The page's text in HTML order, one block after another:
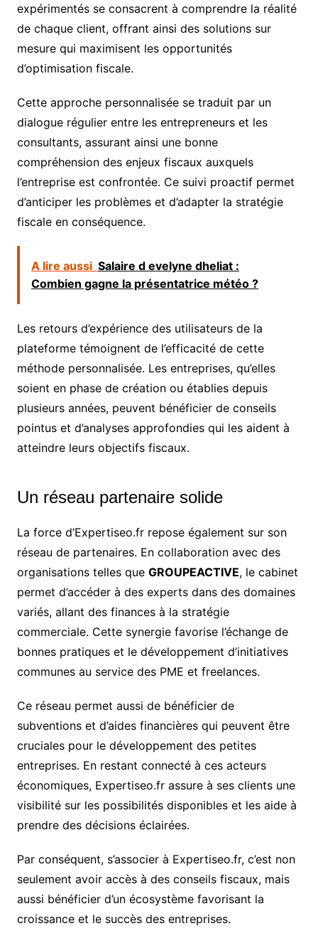
expérimentés se consacrent à comprendre la réalité
de chaque client, offrant ainsi des solutions sur
mesure qui maximisent les opportunités
d’optimisation fiscale.
Cette approche personnalisée se traduit par un
dialogue régulier entre les entrepreneurs et les
consultants, assurant ainsi une bonne
compréhension des enjeux fiscaux auxquels
l’entreprise est confrontée. Ce suivi proactif permet
d’anticiper les problèmes et d’adapter la stratégie
fiscale en conséquence.
A lire aussi Salaire d evelyne dheliat :
Combien gagne la présentatrice météo ?
Les retours d’expérience des utilisateurs de la
plateforme témoignent de l’efficacité de cette
méthode personnalisée. Les entreprises, qu’elles
soient en phase de création ou établies depuis
plusieurs années, peuvent bénéficier de conseils
pointus et d’analyses approfondies qui les aident à
atteindre leurs objectifs fiscaux.
Un réseau partenaire solide
La force d’Expertiseo.fr repose également sur son
réseau de partenaires. En collaboration avec des
organisations telles que GROUPEACTIVE, le cabinet
permet d’accéder à des experts dans des domaines
variés, allant des finances à la stratégie
commerciale. Cette synergie favorise l’échange de
bonnes pratiques et le développement d’initiatives
communes au service des PME et freelances.
Ce réseau permet aussi de bénéficier de
subventions et d’aides financières qui peuvent être
cruciales pour le développement des petites
entreprises. En restant connecté à ces acteurs
économiques, Expertiseo.fr assure à ses clients une
visibilité sur les possibilités disponibles et les aide à
prendre des décisions éclairées.
Par conséquent, s’associer à Expertiseo.fr, c’est non
seulement avoir accès à des conseils fiscaux, mais
aussi bénéficier d’un écosystème favorisant la
croissance et le succès des entreprises.